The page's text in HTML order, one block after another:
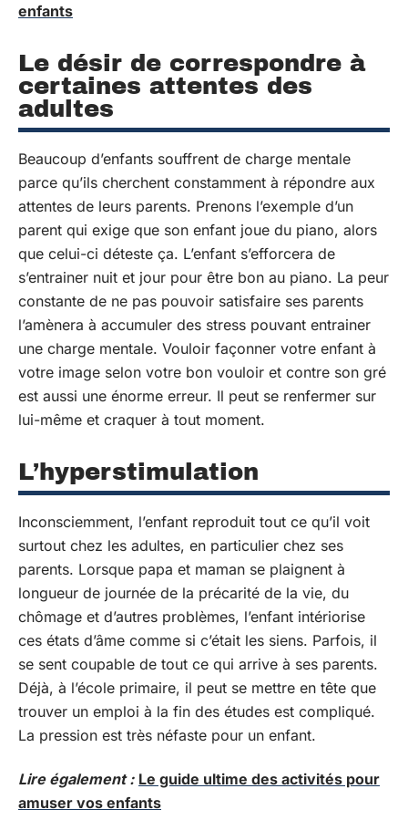
enfants
Le désir de correspondre à
certaines attentes des
adultes
Beaucoup d’enfants souffrent de charge mentale
parce qu’ils cherchent constamment à répondre aux
attentes de leurs parents. Prenons l’exemple d’un
parent qui exige que son enfant joue du piano, alors
que celui-ci déteste ça. L’enfant s’efforcera de
s’entrainer nuit et jour pour être bon au piano. La peur
constante de ne pas pouvoir satisfaire ses parents
l’amènera à accumuler des stress pouvant entrainer
une charge mentale. Vouloir façonner votre enfant à
votre image selon votre bon vouloir et contre son gré
est aussi une énorme erreur. Il peut se renfermer sur
lui-même et craquer à tout moment.
L’hyperstimulation
Inconsciemment, l’enfant reproduit tout ce qu’il voit
surtout chez les adultes, en particulier chez ses
parents. Lorsque papa et maman se plaignent à
longueur de journée de la précarité de la vie, du
chômage et d’autres problèmes, l’enfant intériorise
ces états d’âme comme si c’était les siens. Parfois, il
se sent coupable de tout ce qui arrive à ses parents.
Déjà, à l’école primaire, il peut se mettre en tête que
trouver un emploi à la fin des études est compliqué.
La pression est très néfaste pour un enfant.
Lire également : Le guide ultime des activités pour
amuser vos enfants